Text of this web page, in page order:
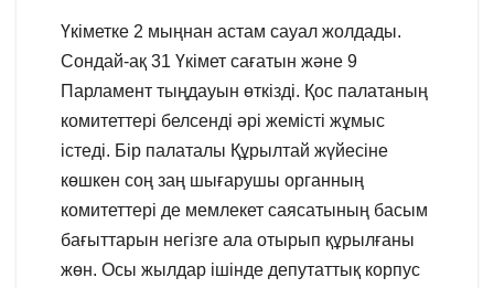
Үкіметке 2 мыңнан астам сауал жолдады.
Сондай-ақ 31 Үкімет сағатын және 9
Парламент тыңдауын өткізді. Қос палатаның
комитеттері белсенді әрі жемісті жұмыс
істеді. Бір палаталы Құрылтай жүйесіне
көшкен соң заң шығарушы органның
комитеттері де мемлекет саясатының басым
бағыттарын негізге ала отырып құрылғаны
жөн. Осы жылдар ішінде депутаттық корпус